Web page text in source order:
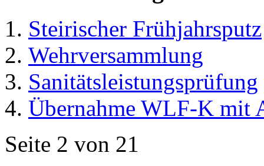
Steirischer Frühjahrsputz
Wehrversammlung
Sanitätsleistungsprüfung
Übernahme WLF-K mit
Seite 2 von 21